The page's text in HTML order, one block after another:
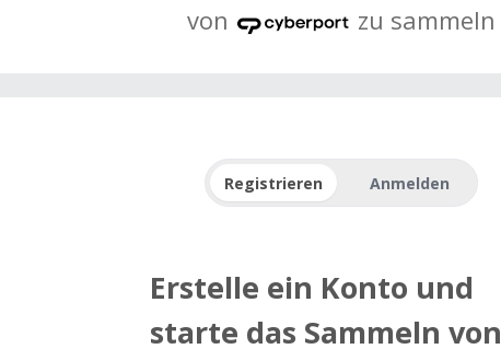
von
zu sammeln
Registrieren Anmelden
Erstelle ein Konto und
starte das Sammeln von